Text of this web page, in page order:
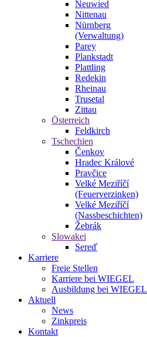
Neuwied
Nittenau
Nürnberg
(Verwaltung)
Parey
Plankstadt
Plattling
Redekin
Rheinau
Trusetal
Zittau
Österreich
Feldkirch
Tschechien
Čenkov
Hradec Králové
Pravčice
Velké Meziříčí
(Feuerverzinken)
Velké Meziříčí
(Nassbeschichten)
Žebrák
Slowakei
Sereď
Karriere
Freie Stellen
Karriere bei WIEGEL
Ausbildung bei WIEGEL
Aktuell
News
Zinkpreis
Kontakt